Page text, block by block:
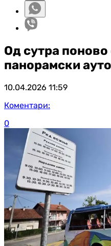
Од сутра
панорамски
10.04.2026 11:59
Коментари:
0